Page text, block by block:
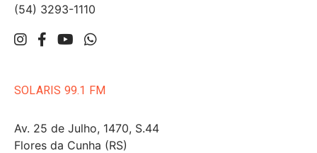
(54) 3293-1110
SOLARIS 99.1 FM
Av. 25 de Julho, 1470, S.44
Flores da Cunha (RS)